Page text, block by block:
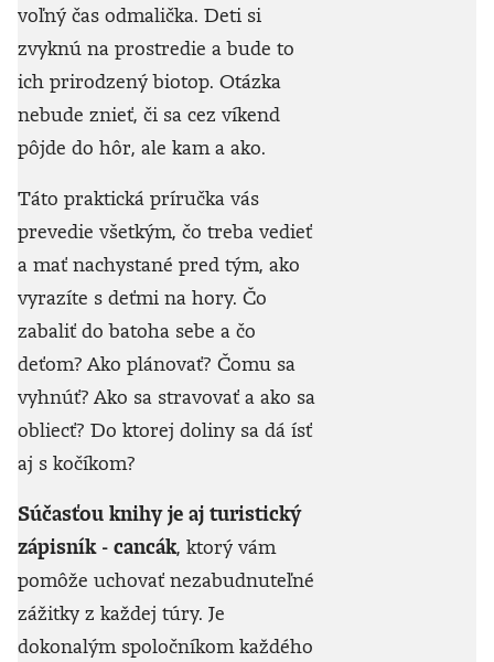
voľný čas odmalička. Deti si
zvyknú na prostredie a bude to
ich prirodzený biotop. Otázka
nebude znieť, či sa cez víkend
pôjde do hôr, ale kam a ako.
Táto praktická príručka vás
prevedie všetkým, čo treba vedieť
a mať nachystané pred tým, ako
vyrazíte s deťmi na hory. Čo
zabaliť do batoha sebe a čo
deťom? Ako plánovať? Čomu sa
vyhnúť? Ako sa stravovať a ako sa
obliecť? Do ktorej doliny sa dá ísť
aj s kočíkom?
Súčasťou knihy je aj turistický
zápisník - cancák, ktorý vám
pomôže uchovať nezabudnuteľné
zážitky z každej túry. Je
dokonalým spoločníkom každého